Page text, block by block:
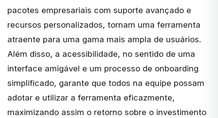
pacotes empresariais com suporte avançado e
recursos personalizados, tornam uma ferramenta
atraente para uma gama mais ampla de usuários.
Além disso, a acessibilidade, no sentido de uma
interface amigável e um processo de onboarding
simplificado, garante que todos na equipe possam
adotar e utilizar a ferramenta eficazmente,
maximizando assim o retorno sobre o investimento